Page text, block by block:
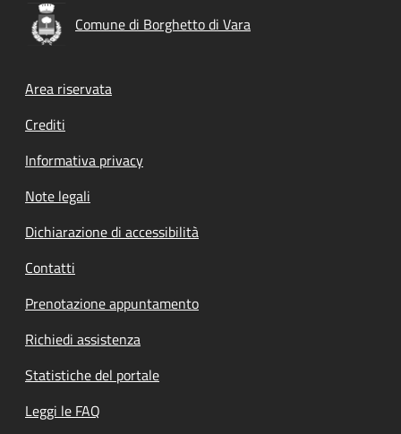
Comune di Borghetto di Vara
Footer menu
Area riservata
Crediti
Informativa privacy
Note legali
Dichiarazione di accessibilità
Contatti
Prenotazione appuntamento
Richiedi assistenza
Statistiche del portale
Leggi le FAQ